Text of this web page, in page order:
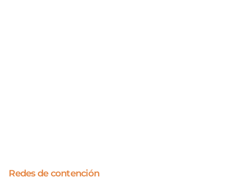
Redes de contención